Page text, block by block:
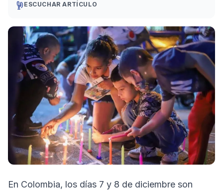
ESCUCHAR ARTÍCULO
En Colombia, los días 7 y 8 de diciembre son